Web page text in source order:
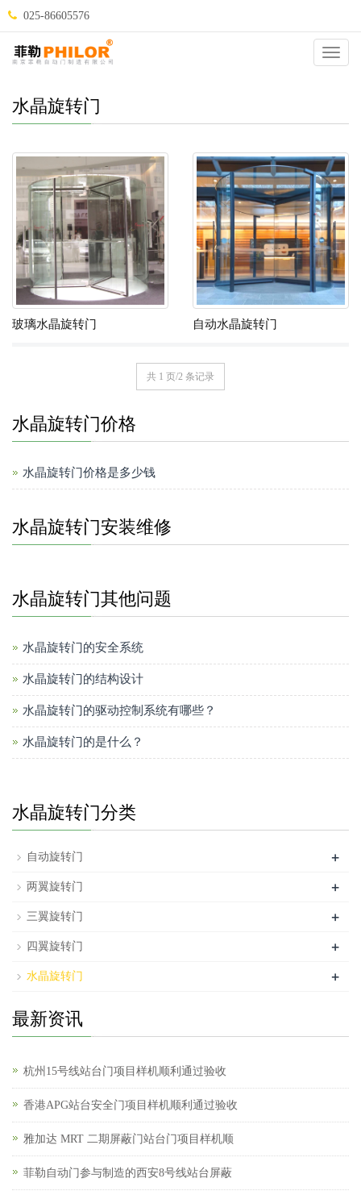
025-86605576
自动门
水晶旋转门
玻璃水晶旋转门 自动水晶旋转门
共 1 页/2 条记录
水晶旋转门价格
水晶旋转门价格是多少钱
水晶旋转门安装维修
水晶旋转门其他问题
水晶旋转门的安全系统
水晶旋转门的结构设计
水晶旋转门的驱动控制系统有哪些？
水晶旋转门的是什么？
水晶旋转门分类
自动旋转门 +
两翼旋转门 +
三翼旋转门 +
四翼旋转门 +
水晶旋转门 +
最新资讯
杭州15号线站台门项目样机顺利通过验收
香港APG站台安全门项目样机顺利通过验收
雅加达 MRT 二期屏蔽门站台门项目样机顺
菲勒自动门参与制造的西安8号线站台屏蔽